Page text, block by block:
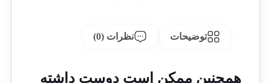
توضیحات نظرات (0)
همچنین ممکن است دوست داشته